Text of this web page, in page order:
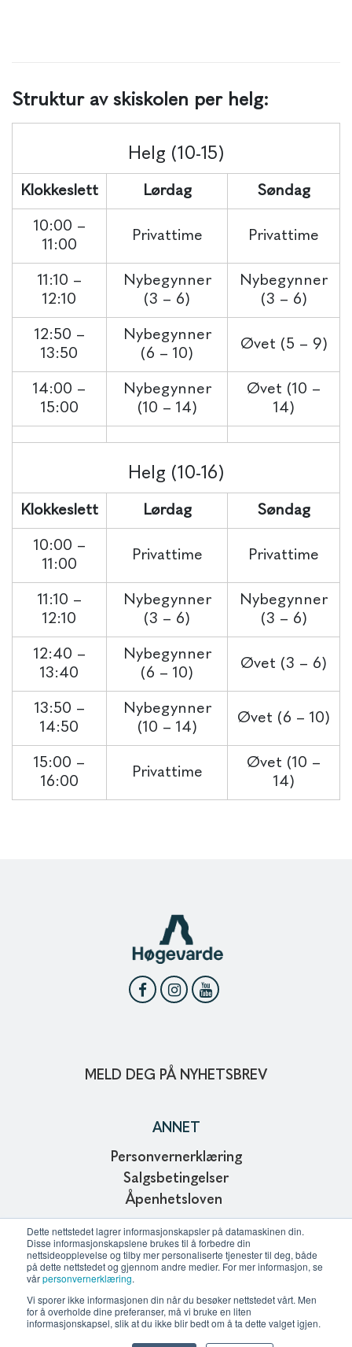
Dette nettstedet lagrer informasjonskapsler på datamaskinen din.
Disse informasjonskapslene brukes til å forbedre din
nettsideopplevelse og tilby mer personaliserte tjenester til deg, både
på dette nettstedet og gjennom andre medier. For mer informasjon, se
vårpersonvernerklæring.
Vi sporer ikke informasjonen din når du besøker nettstedet vårt. Men
for å overholde dine preferanser, må vi bruke en liten
informasjonskapsel, slik at du ikke blir bedt om å ta dette valget igjen.
Struktur av skiskolen per helg:
Helg (10-15)
Klokkeslett Lørdag Søndag
10:00 –
11:00
Privattime Privattime
11:10 –
12:10
Nybegynner
(3 – 6)
Nybegynner
(3 – 6)
12:50 –
13:50
Nybegynner
(6 – 10)
Øvet (5 – 9)
14:00 –
15:00
Nybegynner
(10 – 14)
Øvet (10 –
14)
Helg (10-16)
Klokkeslett Lørdag Søndag
10:00 –
11:00
Privattime Privattime
11:10 –
12:10
Nybegynner
(3 – 6)
Nybegynner
(3 – 6)
12:40 –
13:40
Nybegynner
(6 – 10)
Øvet (3 – 6)
13:50 –
14:50
Nybegynner
(10 – 14)
Øvet (6 – 10)
15:00 –
16:00
Privattime
Øvet (10 –
14)
KONTAKT OSS
All kontaktinformasjon
ANNET
Personvernerklæring
Salgsbetingelser
Åpenhetsloven
Copyright © 2024
Webdesign and development of Affinitet AS
MELD DEG PÅ NYHETSBREV